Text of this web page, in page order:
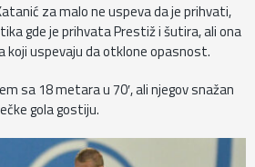
za malo ne uspeva da je prihvati,
gde je prihvata Prestiž i šutira, ali ona
koji uspevaju da otklone opasnost.
sa 18 metara u 70′, ali njegov snažan
gola gostiju.